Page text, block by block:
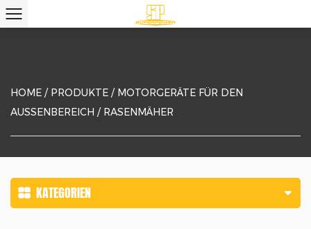
HOME / PRODUKTE / MOTORGERÄTE FÜR DEN
AUSSENBEREICH
/ RASENMÄHER
KATEGORIEN